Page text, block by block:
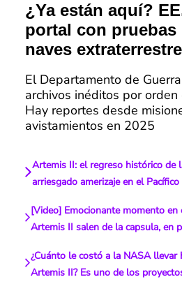
¿Ya están aquí?
portal con pruebas
naves
El Departamento de
archivos inéditos por
Hay reportes desde
avistamientos en 2025
Artemis II: el regreso histórico de
arriesgado amerizaje en el Pacífico
[Video] Emocionante momento
Artemis II salen de la capsula, en
¿Cuánto le costó a la NASA llevar
Artemis II? Es uno de los